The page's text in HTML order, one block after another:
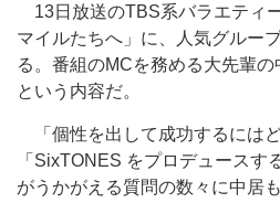
13日放送のTBS系バラエティ
マイルたちへ」に、人気グルー
る。番組のMCを務める大先輩の
という内容だ。
「個性を出して成功するにはど
「SixTONES をプロデュースす
がうかがえる質問の数々に中居